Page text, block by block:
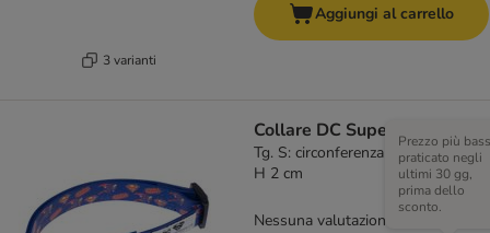
3 varianti
Aggiungi al carrello
Collare DC Superman, blu
Tg. S: circonferenza 25 - 36 cm x
H 2 cm
Prezzo più
praticato negli
ultimi 30 gg,
prima dello
sconto.
Nessuna valutazione